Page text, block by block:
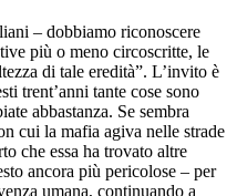
– dobbiamo riconoscere
più o meno circoscritte, le
di tale eredità”. L’invito è
trent’anni tante cose sono
abbastanza. Se sembra
cui la mafia agiva nelle strade
che essa ha trovato altre
ancora più pericolose – per
umana, continuando a